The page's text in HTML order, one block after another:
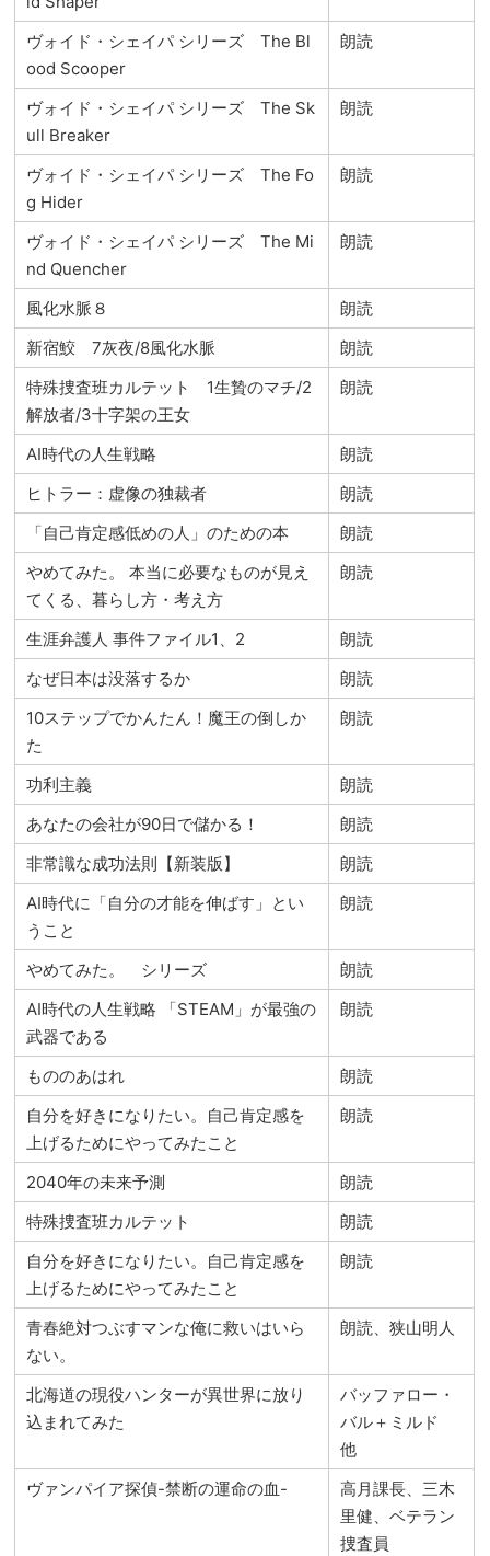
ヴォイド・シェイパ シリーズ The Bl
ood Scooper
朗読
ヴォイド・シェイパ シリーズ The Sk
ull Breaker
朗読
ヴォイド・シェイパ シリーズ The Fo
g Hider
朗読
ヴォイド・シェイパ シリーズ The Mi
nd Quencher
朗読
風化水脈８
朗読
新宿鮫 7灰夜/8風化水脈
朗読
特殊捜査班カルテット 1生贄のマチ/2
解放者/3十字架の王女
朗読
AI時代の人生戦略
朗読
ヒトラー：虚像の独裁者
朗読
「自己肯定感低めの人」のための本
朗読
やめてみた。 本当に必要なものが見え
てくる、暮らし方・考え方
朗読
生涯弁護人 事件ファイル1、2
朗読
なぜ日本は没落するか
朗読
10ステップでかんたん！魔王の倒しか
た
朗読
功利主義
朗読
あなたの会社が90日で儲かる！
朗読
非常識な成功法則【新装版】
朗読
AI時代に「自分の才能を伸ばす」とい
うこと
朗読
やめてみた。 シリーズ
朗読
AI時代の人生戦略 「STEAM」が最強の
武器である
朗読
もののあはれ
朗読
自分を好きになりたい。自己肯定感を
上げるためにやってみたこと
朗読
2040年の未来予測
朗読
特殊捜査班カルテット
朗読
自分を好きになりたい。自己肯定感を
上げるためにやってみたこと
朗読
青春絶対つぶすマンな俺に救いはいら
ない。
朗読、狭山明人
北海道の現役ハンターが異世界に放り
込まれてみた
バッファロー・
バル＋ミルド
他
ヴァンパイア探偵-禁断の運命の血-
高月課長、三木
里健、ベテラン
捜査員